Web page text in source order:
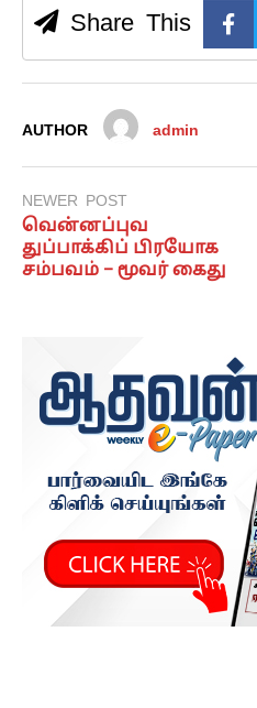
Share This
AUTHOR admin
NEWER POST
வென்னப்புவ
துப்பாக்கிப் பிரயோக
சம்பவம் – மூவர் கைது